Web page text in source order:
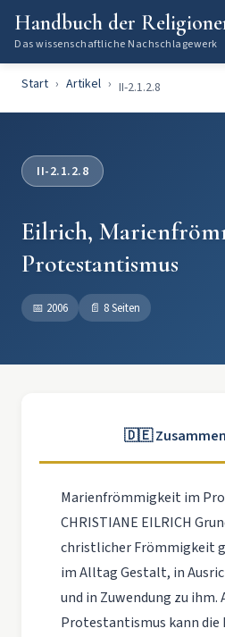
Handbuch der
Das wissenschaftliche Nachschlagewerk
Start Artikel II-2.1.2.8
II-2.1.2.8
Eilrich,
Protestantismus
📅 2006 📄 8 Seiten
🇩🇪
Marienfrömmigkeit im
CHRISTIANE EILRICH
christlicher Frömmigkeit
im Alltag Gestalt, in
und in Zuwendung zu ihm.
Protestantismus kann die